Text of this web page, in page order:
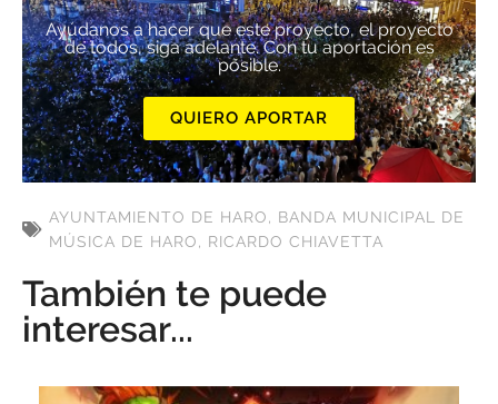
Ayúdanos a hacer que este proyecto, el proyecto
de todos, siga adelante. Con tu aportación es
posible.
QUIERO APORTAR
AYUNTAMIENTO DE HARO, BANDA MUNICIPAL DE
MÚSICA DE HARO, RICARDO CHIAVETTA
También te puede
interesar...